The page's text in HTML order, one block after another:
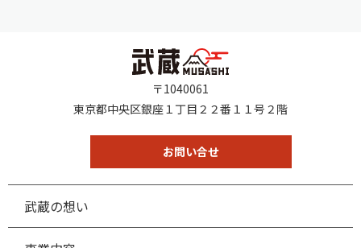
〒1040061
東京都中央区銀座１丁目２２番１１号２階
お問い合せ
武蔵の想い